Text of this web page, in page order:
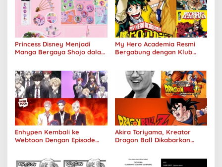
Princess Disney Menjadi
Manga Bergaya Shojo dalam
My Hero Academia Resmi
Bergabung dengan Klub
Enhypen Kembali ke
Webtoon Dengan Episode
Akira Toriyama, Kreator
Dragon Ball Dikabarkan